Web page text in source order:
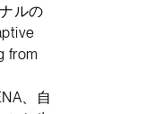
ルの
from
、自